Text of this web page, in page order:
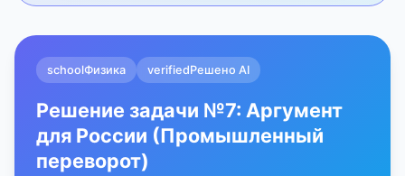
schoolФизика verifiedРешено AI
Решение задачи №7: Аргумент
для России (Промышленный
переворот)